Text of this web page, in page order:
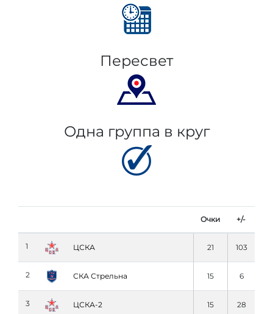
Пересвет
Одна группа в круг
Очки +/-
1 ЦСКА 21 103
2 СКА Стрельна 15 6
3 ЦСКА-2 15 28